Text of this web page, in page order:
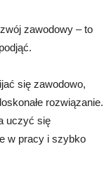
zawodowy – to
się zawodowo,
rozwiązanie.
uczyć się
w pracy i szybko